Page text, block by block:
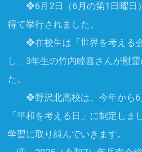
❖6月2日（6月の第1日曜日
得て挙行されました。
❖在校生は「世界を考える
し、3年生の竹内睦喜さんが慰
た。
❖野沢北高校は、今年から6
「平和を考える日」に制定しま
学習に取り組んでいきます。